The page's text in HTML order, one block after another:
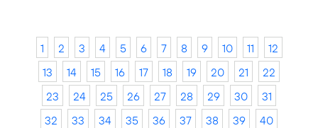
1 2 3 4 5 6 7 8 9 10 11
12
13
14 15 16 17 18 19 20 21
22
23
24 25 26 27 28 29 30
31
32
33 34 35 36 37 38 39
40